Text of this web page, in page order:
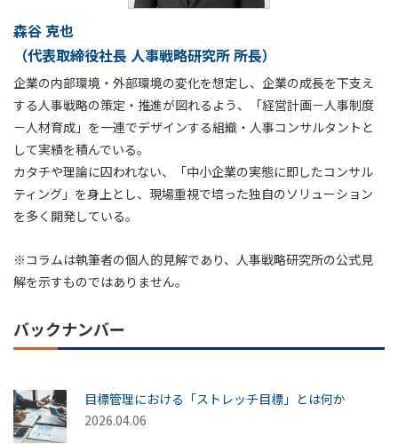
森谷 克也
（代表取締役社長 人事戦略研究所 所長）
企業の内部環境・外部環境の変化を想定し、企業の成長を下支え
する人事戦略の策定・推進が図れるよう、「経営計画－人事制度
－人材育成」を一連でデザインする組織・人事コンサルタントと
して実績を積んでいる。
カタチや理論に囚われない、「中小企業の実態に即したコンサル
ティング」を身上とし、現場重視で培った独自のソリューション
を多く開発している。
※コラムは執筆者の個人的見解であり、人事戦略研究所の公式見
解を示すものではありません。
バックナンバー
目標管理における「ストレッチ目標」とは何か
2026.04.06